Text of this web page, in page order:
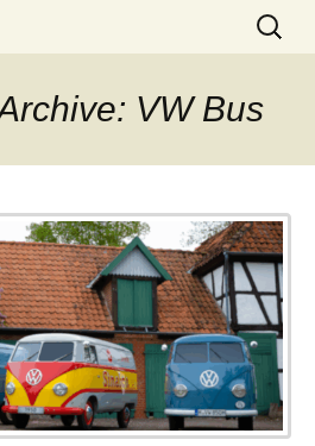
Suchen
nach:
VW Bus